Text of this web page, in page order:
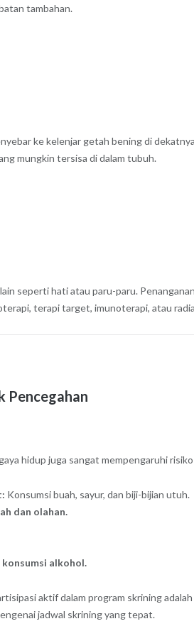
tambahan.
ke kelenjar getah bening di
mungkin tersisa di dalam tubuh.
seperti hati atau paru-paru.
terapi target, imunoterapi, atau
Pencegahan
hidup juga sangat mempengaruhi
Konsumsi buah, sayur, dan biji-bijian utuh.
dan olahan.
alkohol.
aktif dalam program skrining
jadwal skrining yang tepat.